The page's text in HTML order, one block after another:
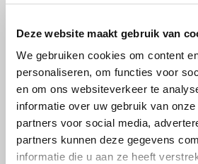
Deze website maakt gebruik van
We gebruiken cookies om content
personaliseren, om functies voor
en om ons websiteverkeer te
informatie over uw gebruik van
partners voor social media,
partners kunnen deze gegevens
informatie die u aan ze heeft
Product zelf
Wilt u een andere variant op dit
onderstaand formulier in. Wij zijn
wensen.
Voornaam
*